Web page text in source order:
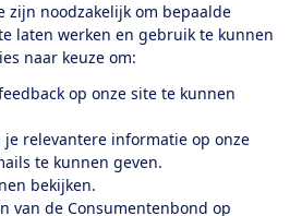
zijn noodzakelijk om bepaalde
laten werken en gebruik te kunnen
naar keuze om:
op onze site te kunnen
relevantere informatie op onze
te kunnen geven.
bekijken.
van de Consumentenbond op
over de
Privacyverklaring